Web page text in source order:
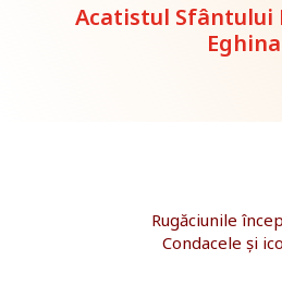
Acatistul Sfântului
Eghina
Rugăciunile
Condacele și